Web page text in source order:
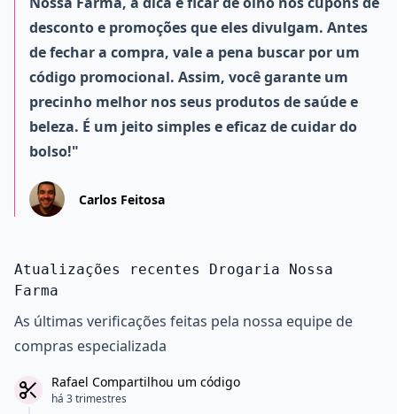
desconto e promoções que eles divulgam. Antes
de fechar a compra, vale a pena buscar por um
código promocional. Assim, você garante um
precinho melhor nos seus produtos de saúde e
beleza. É um jeito simples e eficaz de cuidar do
bolso!"
Carlos Feitosa
Atualizações recentes Drogaria Nossa
Farma
As últimas verificações feitas pela nossa equipe de
compras especializada
Rafael Compartilhou um código
há 3 trimestres